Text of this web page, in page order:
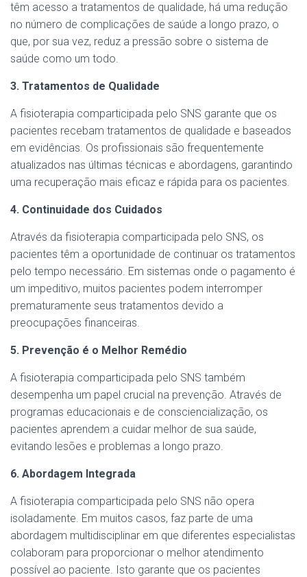
têm acesso a tratamentos de qualidade, há uma redução
no número de complicações de saúde a longo prazo, o
que, por sua vez, reduz a pressão sobre o sistema de
saúde como um todo.
3. Tratamentos de Qualidade
A fisioterapia comparticipada pelo SNS garante que os
pacientes recebam tratamentos de qualidade e baseados
em evidências. Os profissionais são frequentemente
atualizados nas últimas técnicas e abordagens, garantindo
uma recuperação mais eficaz e rápida para os pacientes.
4. Continuidade dos Cuidados
Através da fisioterapia comparticipada pelo SNS, os
pacientes têm a oportunidade de continuar os tratamentos
pelo tempo necessário. Em sistemas onde o pagamento é
um impeditivo, muitos pacientes podem interromper
prematuramente seus tratamentos devido a
preocupações financeiras.
5. Prevenção é o Melhor Remédio
A fisioterapia comparticipada pelo SNS também
desempenha um papel crucial na prevenção. Através de
programas educacionais e de consciencialização, os
pacientes aprendem a cuidar melhor de sua saúde,
evitando lesões e problemas a longo prazo.
6. Abordagem Integrada
A fisioterapia comparticipada pelo SNS não opera
isoladamente. Em muitos casos, faz parte de uma
abordagem multidisciplinar em que diferentes especialistas
colaboram para proporcionar o melhor atendimento
possível ao paciente. Isto garante que os pacientes